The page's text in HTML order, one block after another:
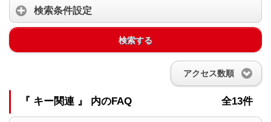
検索条件設定
検索する
アクセス数順
『 キー関連 』 内のFAQ 全13件